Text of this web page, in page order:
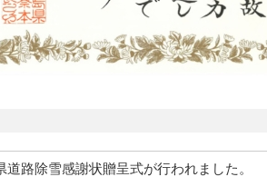
道路除雪感謝状贈呈式が行われました。